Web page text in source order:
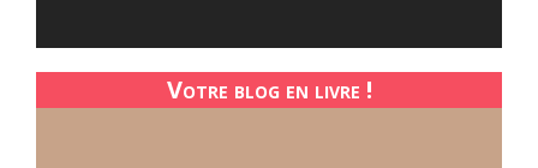
Votre blog en livre !